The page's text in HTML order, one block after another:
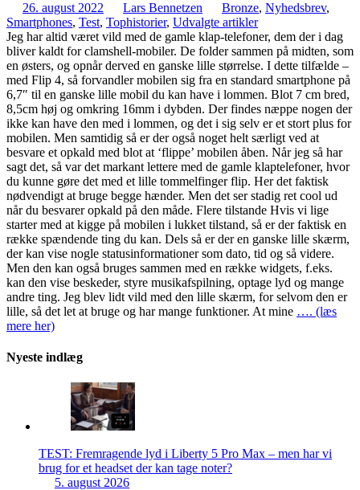
26. august 2022 Lars Bennetzen Bronze, Nyhedsbrev,
Smartphones, Test, Tophistorier, Udvalgte artikler
Jeg har altid været vild med de gamle klap-telefoner, dem der i dag
bliver kaldt for clamshell-mobiler. De folder sammen på midten, som
en østers, og opnår derved en ganske lille størrelse. I dette tilfælde –
med Flip 4, så forvandler mobilen sig fra en standard smartphone på
6,7″ til en ganske lille mobil du kan have i lommen. Blot 7 cm bred,
8,5cm høj og omkring 16mm i dybden. Der findes næppe nogen der
ikke kan have den med i lommen, og det i sig selv er et stort plus for
mobilen. Men samtidig så er der også noget helt særligt ved at
besvare et opkald med blot at ‘flippe’ mobilen åben. Når jeg så har
sagt det, så var det markant lettere med de gamle klaptelefoner, hvor
du kunne gøre det med et lille tommelfinger flip. Her det faktisk
nødvendigt at bruge begge hænder. Men det ser stadig ret cool ud
når du besvarer opkald på den måde. Flere tilstande Hvis vi lige
starter med at kigge på mobilen i lukket tilstand, så er der faktisk en
række spændende ting du kan. Dels så er der en ganske lille skærm,
der kan vise nogle statusinformationer som dato, tid og så videre.
Men den kan også bruges sammen med en række widgets, f.eks.
kan den vise beskeder, styre musikafspilning, optage lyd og mange
andre ting. Jeg blev lidt vild med den lille skærm, for selvom den er
lille, så det let at bruge og har mange funktioner. At mine …. (læs
mere her)
Nyeste indlæg
TEST: Fremragende lyd i Liberty 5 Pro Max – men har vi
brug for et headset der kan tage noter?
5. august 2026